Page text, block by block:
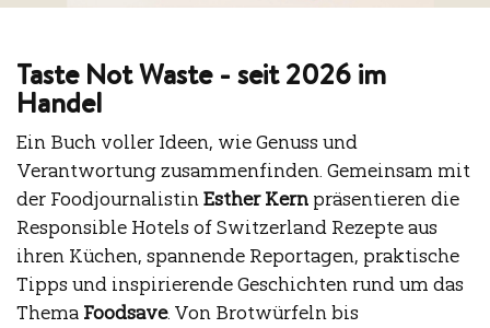
Taste Not Waste - seit 2026 im
Handel
Ein Buch voller Ideen, wie Genuss und
Verantwortung zusammenfinden. Gemeinsam mit
der Foodjournalistin Esther Kern präsentieren die
Responsible Hotels of Switzerland Rezepte aus
ihren Küchen, spannende Reportagen, praktische
Tipps und inspirierende Geschichten rund um das
Thema Foodsave. Von Brotwürfeln bis